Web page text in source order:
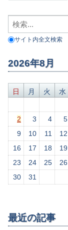
サイト内全文検索
2026年8月
日 月 火 水
2
3 4 5
9
10 11 12
16
17 18 19
23
24 25 26
30
31
最近の記事